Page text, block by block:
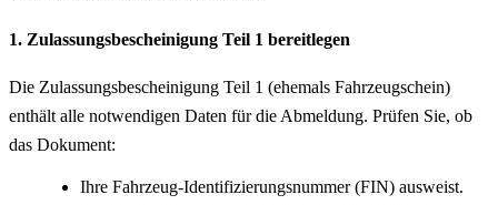
1. Zulassungsbescheinigung Teil 1 bereitlegen
Die Zulassungsbescheinigung Teil 1 (ehemals Fahrzeugschein)
enthält alle notwendigen Daten für die Abmeldung. Prüfen Sie, ob
das Dokument:
Ihre Fahrzeug-Identifizierungsnummer (FIN) ausweist.